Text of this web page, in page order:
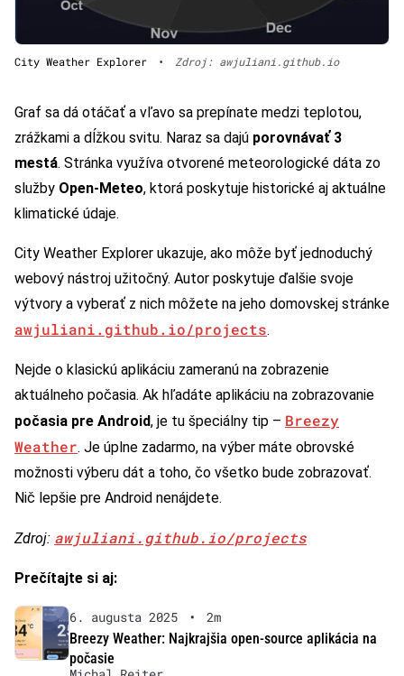
City Weather Explorer • Zdroj: awjuliani.github.io
Graf sa dá otáčať a vľavo sa prepínate medzi teplotou,
zrážkami a dĺžkou svitu. Naraz sa dajú porovnávať 3
mestá. Stránka využíva otvorené meteorologické dáta zo
služby Open-Meteo, ktorá poskytuje historické aj aktuálne
klimatické údaje.
City Weather Explorer ukazuje, ako môže byť jednoduchý
webový nástroj užitočný. Autor poskytuje ďalšie svoje
výtvory a vyberať z nich môžete na jeho domovskej stránke
awjuliani.github.io/projects.
Nejde o klasickú aplikáciu zameranú na zobrazenie
aktuálneho počasia. Ak hľadáte aplikáciu na zobrazovanie
počasia pre Android, je tu špeciálny tip – Breezy
Weather. Je úplne zadarmo, na výber máte obrovské
možnosti výberu dát a toho, čo všetko bude zobrazovať.
Nič lepšie pre Android nenájdete.
Zdroj: awjuliani.github.io/projects
Prečítajte si aj:
6. augusta 2025 •
2m
Breezy Weather: Najkrajšia open-source aplikácia na
počasie